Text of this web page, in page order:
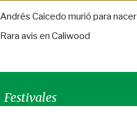
Andrés Caicedo murió para nacer
Rara avis en Caliwood
Festivales